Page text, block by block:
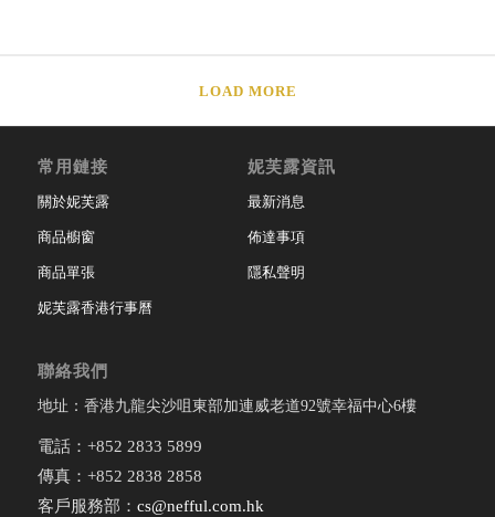
LOAD MORE
常用鏈接
關於妮芙露
商品櫥窗
商品單張
妮芙露香港行事曆
妮芙露資訊
最新消息
佈達事項
隱私聲明
聯絡我們
地址：香港九龍尖沙咀東部加連威老道92號幸福中心6樓
電話：+852 2833 5899
傳真：+852 2838 2858
客戶服務部： cs@nefful.com.hk